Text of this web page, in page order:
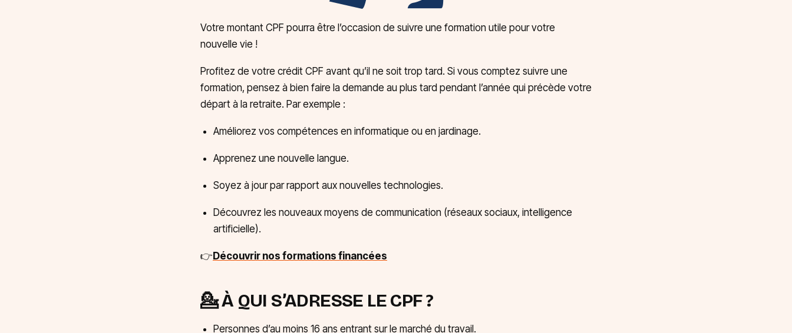
Votre montant CPF pourra être l’occasion de suivre une formation utile pour votre
nouvelle vie !
Profitez de votre crédit CPF avant qu’il ne soit trop tard. Si vous comptez suivre une
formation, pensez à bien faire la demande au plus tard pendant l’année qui précède votre
départ à la retraite. Par exemple :
Améliorez vos compétences en informatique ou en jardinage.
Apprenez une nouvelle langue.
Soyez à jour par rapport aux nouvelles technologies.
Découvrez les nouveaux moyens de communication (réseaux sociaux, intelligence
artificielle).
👉Découvrir nos formations financées
💁‍ À QUI S’ADRESSE LE CPF ?
Personnes d’au moins 16 ans entrant sur le marché du travail.